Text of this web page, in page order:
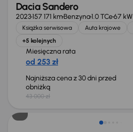
Dacia Sandero
2023157 171 kmBenzyna1.0 TCe67 kW
Książka serwisowa Auta krajowe
+5 kolejnych
Miesięczna rata
od 253 zł
Najniższa cena z 30 dni przed
obniżką
43 000 zł